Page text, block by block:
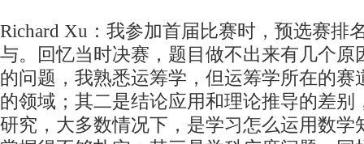
Richard Xu：我参加首届比赛时，预选赛排
与。回忆当时决赛，题目做不出来有几个原
的问题，我熟悉运筹学，但运筹学所在的赛
的领域；其二是结论应用和理论推导的差别
研究，大多数情况下，是学习怎么运用数学